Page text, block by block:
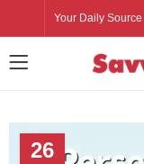
Your Daily
26